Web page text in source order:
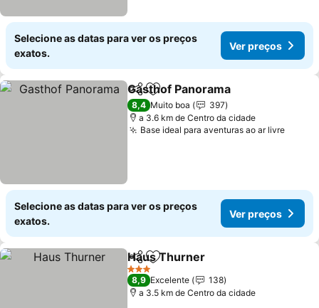
Selecione as datas para ver os preços
exatos.
Ver preços
PartilharAdicionar aos favoritos
Gasthof Panorama
8,4 Muito boa
397
a 3.6 km de Centro da cidade
Base ideal para aventuras ao ar livre
Selecione as datas para ver os preços
exatos.
Ver preços
PartilharAdicionar aos favoritos
Haus Thurner
3 Estrelas
8,9 Excelente
138
a 3.5 km de Centro da cidade